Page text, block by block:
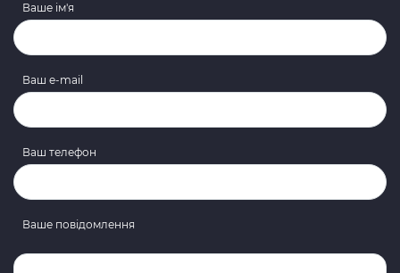
Ваше ім'я
Ваш e-mail
Ваш телефон
Ваше повідомлення